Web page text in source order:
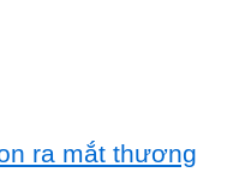
ra mắt thương